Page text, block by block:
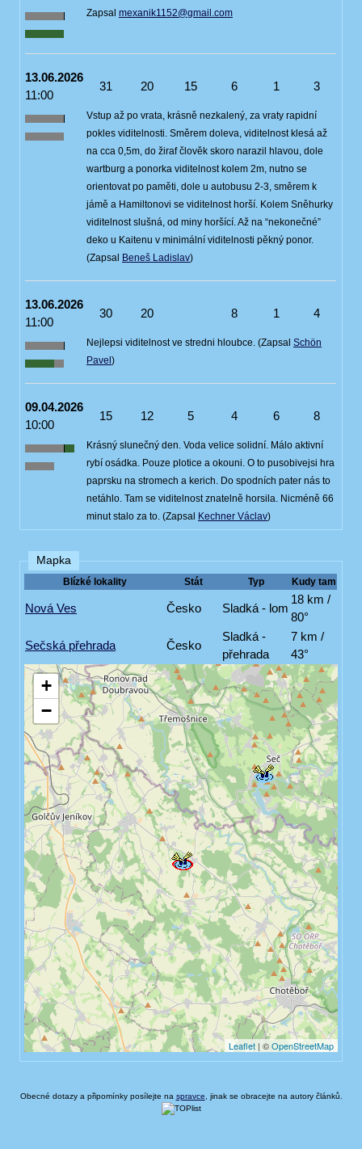
Zapsal mexanik1152@gmail.com
13.06.2026
11:00
31 20 15 6 1 3
Vstup až po vrata, krásně nezkalený, za vraty rapidní
pokles viditelnosti. Směrem doleva, viditelnost klesá až
na cca 0,5m, do žiraf člověk skoro narazil hlavou, dole
wartburg a ponorka viditelnost kolem 2m, nutno se
orientovat po paměti, dole u autobusu 2-3, směrem k
jámě a Hamiltonovi se viditelnost horší. Kolem Sněhurky
viditelnost slušná, od miny horšící. Až na “nekonečné”
deko u Kaitenu v minimální viditelnosti pěkný ponor.
(Zapsal Beneš Ladislav)
13.06.2026
11:00
30 20 8 1 4
Nejlepsi viditelnost ve stredni hloubce. (Zapsal Schön
Pavel )
09.04.2026
10:00
15 12 5 4 6 8
Krásný slunečný den. Voda velice solidní. Málo aktivní
rybí osádka. Pouze plotice a okouni. O to pusobivejsi hra
paprsku na stromech a kerich. Do spodních pater nás to
netáhlo. Tam se viditelnost znatelně horsila. Nicméně 66
minut stalo za to. (Zapsal Kechner Václav)
Mapka
Blízké lokality Stát Typ Kudy tam
Nová Ves Česko Sladká - lom
18 km /
80°
Sečská přehrada Česko
Sladká -
přehrada
7 km /
43°
Obecné dotazy a připomínky posílejte na spravce , jinak se obracejte na autory článků.